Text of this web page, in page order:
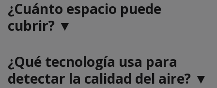
¿Cuánto espacio puede
cubrir? ▼
¿Qué tecnología usa para
detectar la calidad del aire? ▼